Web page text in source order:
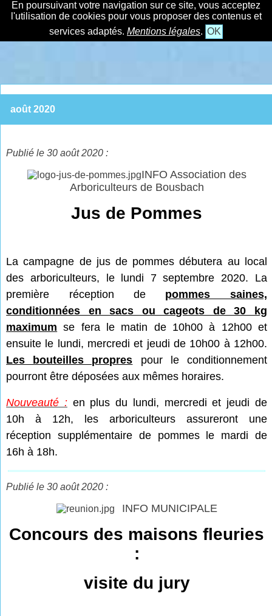
En poursuivant votre navigation sur ce site, vous acceptez
l'utilisation de cookies pour vous proposer des contenus et
services adaptés. Mentions légales. OK
août 2020
Publié le 30 août 2020 :
INFO Association des
Arboriculteurs de Bousbach
Jus de Pommes
La campagne de jus de pommes débutera au local
des arboriculteurs, le lundi 7 septembre 2020. La
première réception de pommes saines,
conditionnées en sacs ou cageots de 30 kg
maximum se fera le matin de 10h00 à 12h00 et
ensuite le lundi, mercredi et jeudi de 10h00 à 12h00.
Les bouteilles propres pour le conditionnement
pourront être déposées aux mêmes horaires.
Nouveauté :en plus du lundi, mercredi et jeudi de
10h à 12h, les arboriculteurs assureront une
réception supplémentaire de pommes le mardi de
16h à 18h.
Publié le 30 août 2020 :
INFO MUNICIPALE
Concours des maisons fleuries
:
visite du jury